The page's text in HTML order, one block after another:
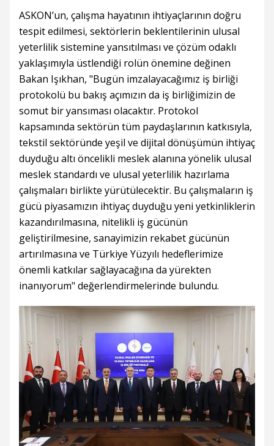
ASKON’un, çalışma hayatının ihtiyaçlarının doğru
tespit edilmesi, sektörlerin beklentilerinin ulusal
yeterlilik sistemine yansıtılması ve çözüm odaklı
yaklaşımıyla üstlendiği rolün önemine değinen
Bakan Işıkhan, "Bugün imzalayacağımız iş birliği
protokolü bu bakış açımızın da iş birliğimizin de
somut bir yansıması olacaktır. Protokol
kapsamında sektörün tüm paydaşlarının katkısıyla,
tekstil sektöründe yeşil ve dijital dönüşümün ihtiyaç
duyduğu altı öncelikli meslek alanına yönelik ulusal
meslek standardı ve ulusal yeterlilik hazırlama
çalışmaları birlikte yürütülecektir. Bu çalışmaların iş
gücü piyasamızın ihtiyaç duyduğu yeni yetkinliklerin
kazandırılmasına, nitelikli iş gücünün
geliştirilmesine, sanayimizin rekabet gücünün
artırılmasına ve Türkiye Yüzyılı hedeflerimize
önemli katkılar sağlayacağına da yürekten
inanıyorum" değerlendirmelerinde bulundu.